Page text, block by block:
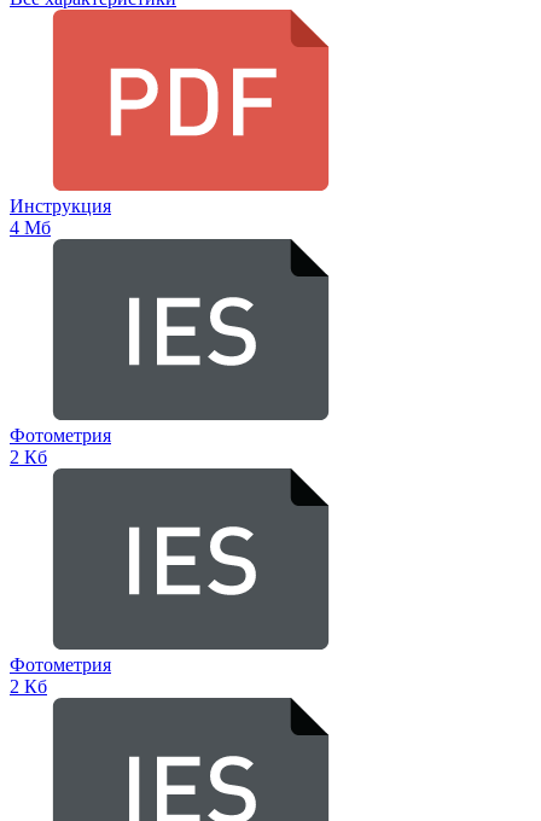
Инструкция
4 Мб
Фотометрия
2 Кб
Фотометрия
2 Кб